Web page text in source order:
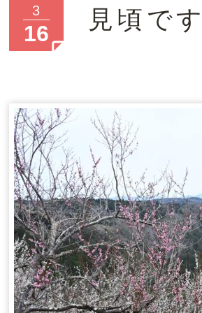
3
16 見頃で